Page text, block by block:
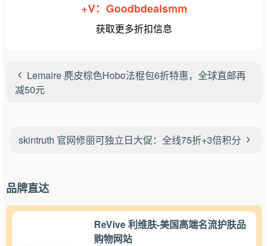
+V：Goodbdealsmm
获取更多折扣信息
Lemaire 麂皮棕色Hobo法棍包6折特惠，全球直邮再
减50元
skintruth 官网修丽可独立日大促：全线75折+3倍积分
品牌直达
ReVive 利维肤-美国高端名流护肤品
购物网站